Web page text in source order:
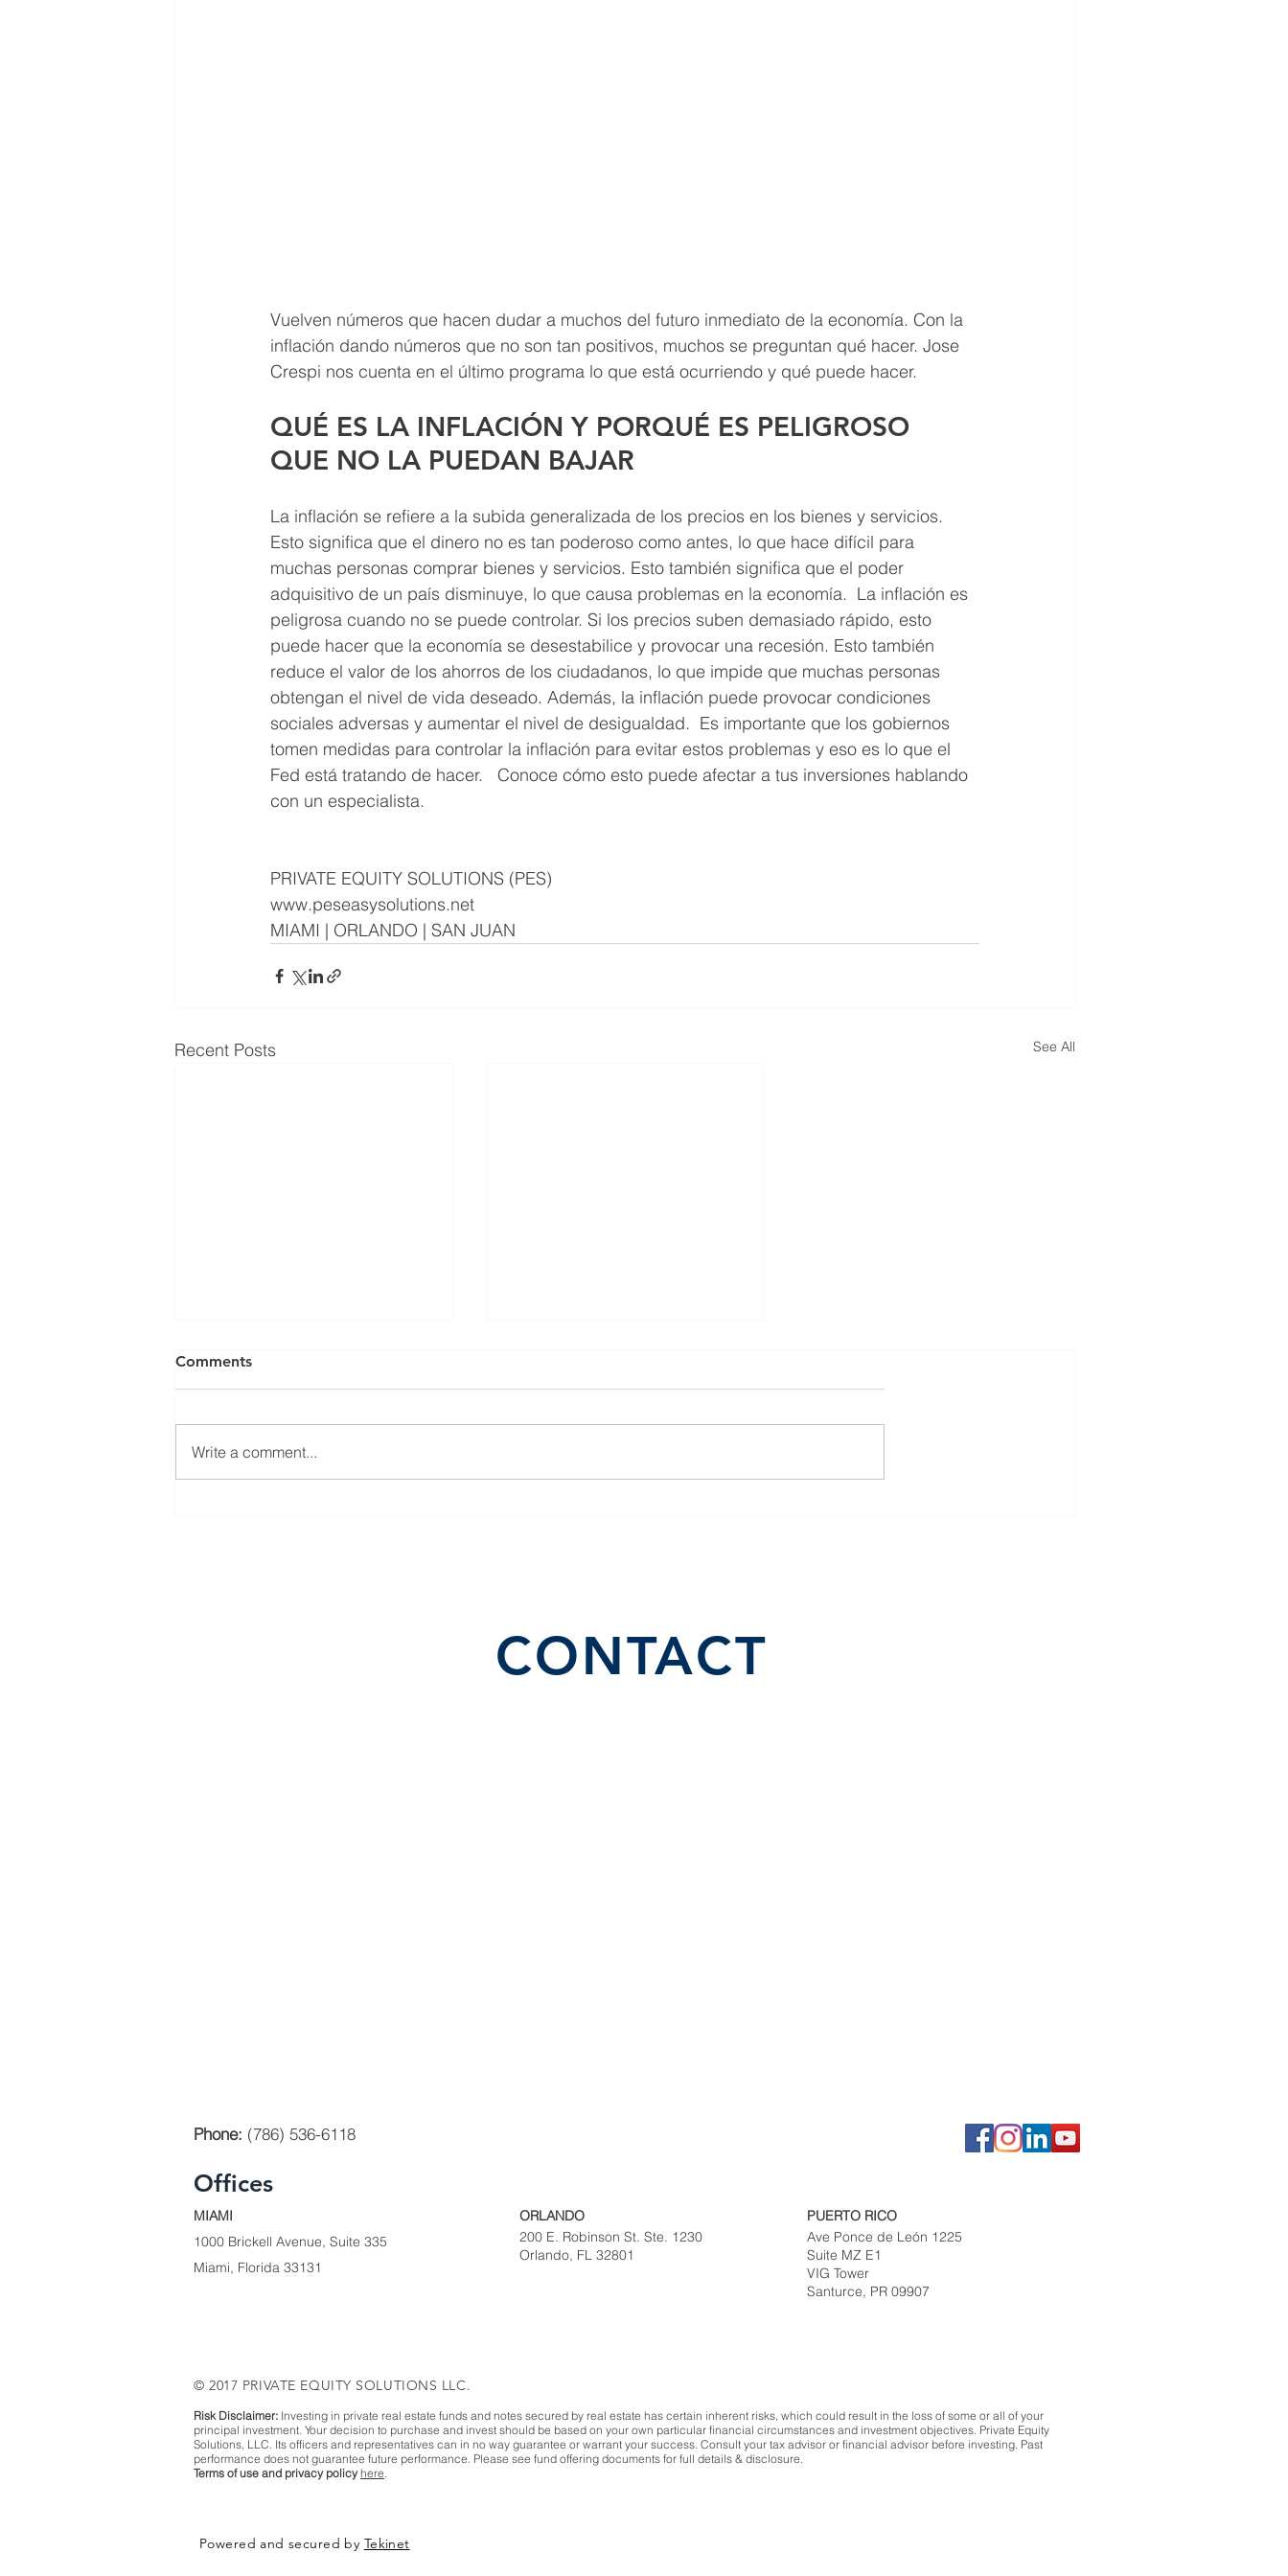
Vuelven números que hacen dudar a muchos del futuro inmediato de la economía. Con la
inflación dando números que no son tan positivos, muchos se preguntan qué hacer. Jose
Crespi nos cuenta en el último programa lo que está ocurriendo y qué puede hacer.
QUÉ ES LA INFLACIÓN Y PORQUÉ ES PELIGROSO
QUE NO LA PUEDAN BAJAR
La inflación se refiere a la subida generalizada de los precios en los bienes y servicios.
Esto significa que el dinero no es tan poderoso como antes, lo que hace difícil para
muchas personas comprar bienes y servicios. Esto también significa que el poder
adquisitivo de un país disminuye, lo que causa problemas en la economía.  La inflación es
peligrosa cuando no se puede controlar. Si los precios suben demasiado rápido, esto
puede hacer que la economía se desestabilice y provocar una recesión. Esto también
reduce el valor de los ahorros de los ciudadanos, lo que impide que muchas personas
obtengan el nivel de vida deseado. Además, la inflación puede provocar condiciones
sociales adversas y aumentar el nivel de desigualdad.  Es importante que los gobiernos
tomen medidas para controlar la inflación para evitar estos problemas y eso es lo que el
Fed está tratando de hacer.   Conoce cómo esto puede afectar a tus inversiones hablando
con un especialista.
PRIVATE EQUITY SOLUTIONS (PES)
www.peseasysolutions.net
MIAMI | ORLANDO | SAN JUAN
Recent Posts See All
Comments
Write a comment...
CONTACT
Phone: (786) 536-6118
Offices
MIAMI
1000 Brickell Avenue, Suite 335
Miami, Florida 33131
ORLANDO
200 E. Robinson St. Ste. 1230
Orlando, FL 32801
PUERTO RICO
Ave Ponce de León 1225
Suite MZ E1
VIG Tower
Santurce, PR 09907
© 2017 PRIVATE EQUITY SOLUTIONS LLC.
Risk Disclaimer: Investing in private real estate funds and notes secured by real estate has certain inherent risks, which could result in the loss of some or all of your
principal investment. Your decision to purchase and invest should be based on your own particular financial circumstances and investment objectives. Private Equity
Solutions, LLC. Its officers and representatives can in no way guarantee or warrant your success. Consult your tax advisor or financial advisor before investing. Past
performance does not guarantee future performance. Please see fund offering documents for full details & disclosure.
Terms of use and privacy policy here
Powered and secured by Tekinet